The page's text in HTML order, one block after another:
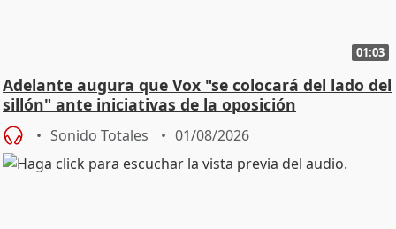
01:03
Adelante augura que Vox "se colocará del lado del
sillón" ante iniciativas de la oposición
Sonido Totales 01/08/2026